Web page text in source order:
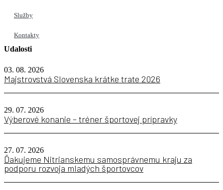
Služby
Kontakty
Udalosti
03. 08. 2026
Majstrovstvá Slovenska krátke trate 2026
29. 07. 2026
Výberové konanie – tréner športovej prípravky
27. 07. 2026
Ďakujeme Nitrianskemu samosprávnemu kraju za
podporu rozvoja mladých športovcov